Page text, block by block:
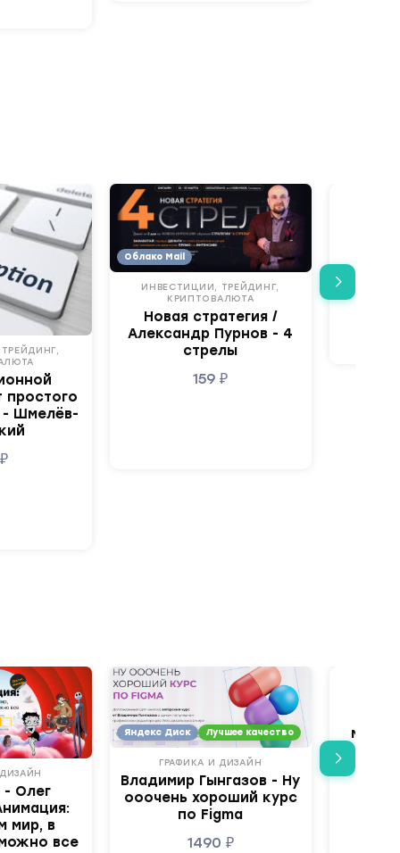
простого
- Шмелёв-
₽
Облако Mail
ИНВЕСТИЦИИ, ТРЕЙДИНГ,
КРИПТОВАЛЮТА
Новая стратегия /
Александр Пурнов - 4
стрелы
159₽
- Олег
мир, в
все
Яндекс Диск Лучшее качество
ГРАФИКА И ДИЗАЙН
Владимир Гынгазов - Ну
ооочень хороший курс
по Figma
1490 ₽